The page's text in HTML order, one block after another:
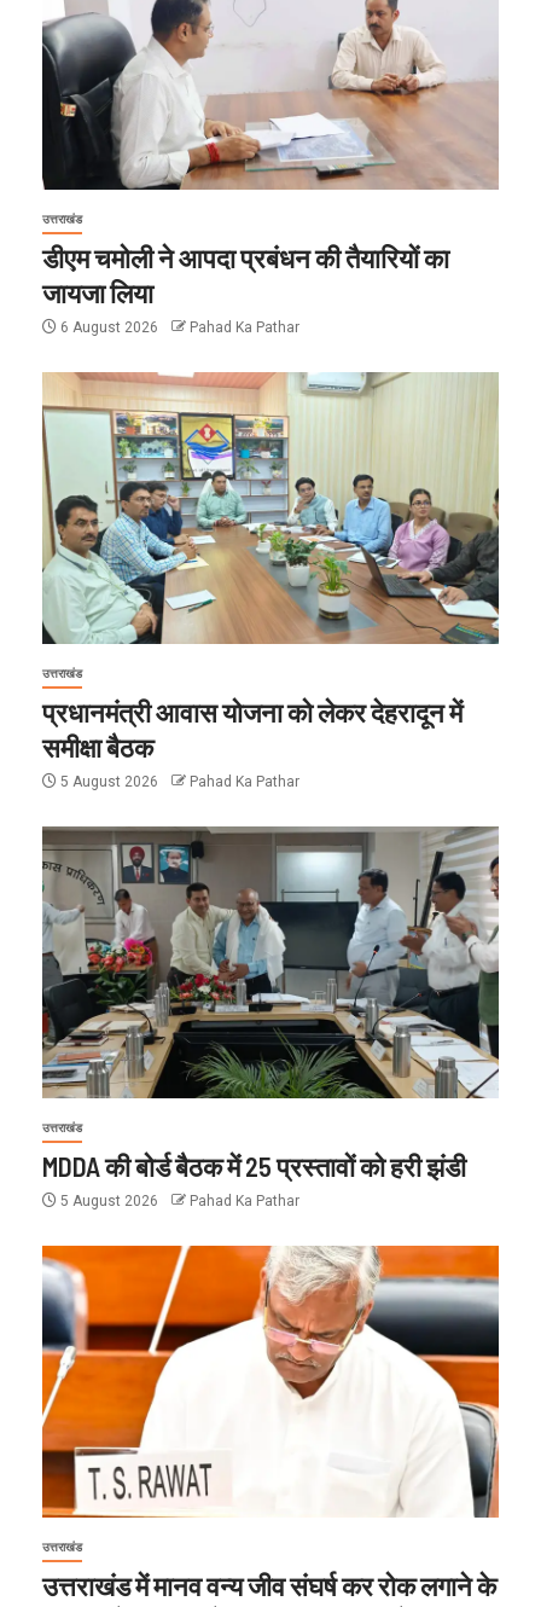
उत्तराखंड
डीएम चमोली ने आपदा प्रबंधन की तैयारियों का
जायजा लिया
6 August 2026 Pahad Ka Pathar
उत्तराखंड
प्रधानमंत्री आवास योजना को लेकर देहरादून में
समीक्षा बैठक
5 August 2026 Pahad Ka Pathar
उत्तराखंड
MDDA की बोर्ड बैठक में 25 प्रस्तावों को हरी झंडी
5 August 2026 Pahad Ka Pathar
उत्तराखंड
उत्तराखंड में मानव वन्य जीव संघर्ष कर रोक लगाने के